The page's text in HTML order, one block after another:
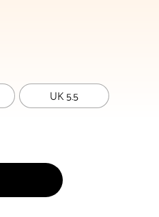
UK 5.5